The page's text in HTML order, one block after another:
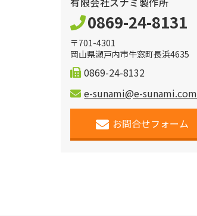
0869-24-8131
〒701-4301
岡山県瀬戸内市牛窓町長浜4635
0869-24-8132
e-sunami@e-sunami.com
お問合せフォーム